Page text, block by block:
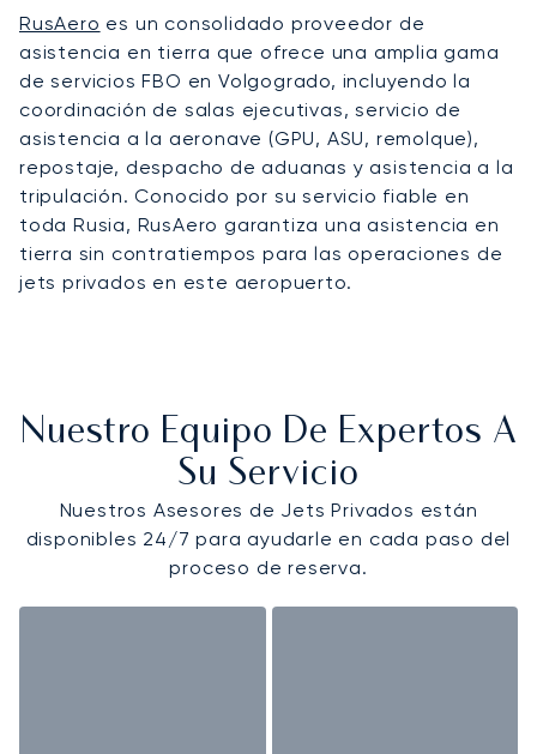
RusAero es un consolidado proveedor de
asistencia en tierra que ofrece una amplia gama
de servicios FBO en Volgogrado, incluyendo la
coordinación de salas ejecutivas, servicio de
asistencia a la aeronave (GPU, ASU, remolque),
repostaje, despacho de aduanas y asistencia a la
tripulación. Conocido por su servicio fiable en
toda Rusia, RusAero garantiza una asistencia en
tierra sin contratiempos para las operaciones de
jets privados en este aeropuerto.
Nuestro Equipo De Expertos A
Su Servicio
Nuestros Asesores de Jets Privados están
disponibles 24/7 para ayudarle en cada paso del
proceso de reserva.